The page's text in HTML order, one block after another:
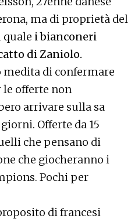
ma di proprietà del
quale i bianconeri
di Zaniolo.
medita di confermare
le offerte non
arrivare sulla sa
Offerte da 15
che pensano di
che giocheranno i
Pochi per
di francesi